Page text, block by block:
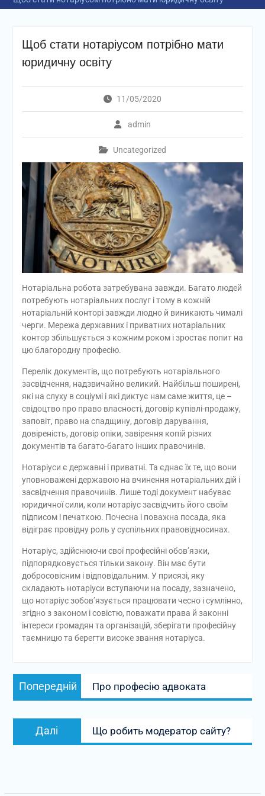
Щоб стати нотаріусом потрібно мати
юридичну освіту
11/05/2020
admin
Uncategorized
Нотаріальна робота затребувана завжди. Багато людей
потребують нотаріальних послуг і тому в кожній
нотаріальній конторі завжди людно й виникають чималі
черги. Мережа державних і приватних нотаріальних
контор збільшується з кожним роком і зростає попит на
цю благородну професію.
Перелік документів, що потребують нотаріального
засвідчення, надзвичайно великий. Найбільш поширені,
які на слуху в соціумі і які диктує нам саме життя, це –
свідоцтво про право власності, договір купівлі-продажу,
заповіт, право на спадщину, договір дарування,
довіреність, договір опіки, завірення копій різних
документів та багато-багато інших правочинів.
Нотаріуси є державні і приватні. Та єднає їх те, що вони
уповноважені державою на вчинення нотаріальних дій і
засвідчення правочинів. Лише тоді документ набуває
юридичної сили, коли нотаріус засвідчить його своїм
підписом і печаткою. Почесна і поважна посада, яка
відіграє провідну роль у суспільних правовідносинах.
Нотаріус, здійснюючи свої професійні обов’язки,
підпорядковується тільки закону. Він має бути
добросовісним і відповідальним. У присязі, яку
складають нотаріуси вступаючи на посаду, зазначено,
що нотаріус зобов’язується працювати чесно і сумлінно,
згідно з законом і совістю, поважати права й законні
інтереси громадян та організацій, зберігати професійну
таємницю та берегти високе звання нотаріуса.
Навігація
записів
Попередній
Попередній
запис:
Про професію адвоката
Далі
Наступний
запис:
Що робить модератор сайту?